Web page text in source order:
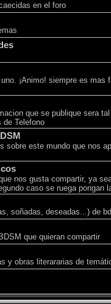
en el foro
¡Animo! siempre es mas
que se publique sera
de Telefono
sobre este mundo que nos
nos gusta compartir, ya
caso se ruega pongan
soñadas, deseadas...) de
que quieran compartir
y obras literararias de